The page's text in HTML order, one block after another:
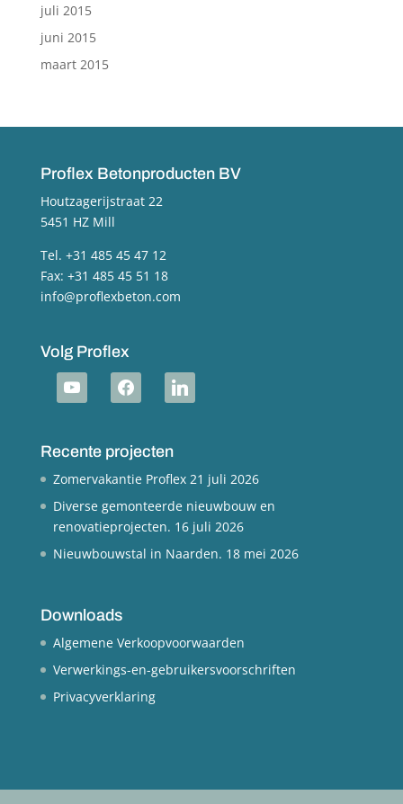
juli 2015
juni 2015
maart 2015
Proflex Betonproducten BV
Houtzagerijstraat 22
5451 HZ Mill
Tel. +31 485 45 47 12
Fax: +31 485 45 51 18
info@proflexbeton.com
Volg Proflex
youtube facebook linkedin
Recente projecten
Zomervakantie Proflex 21 juli 2026
Diverse gemonteerde nieuwbouw en
renovatieprojecten. 16 juli 2026
Nieuwbouwstal in Naarden. 18 mei 2026
Downloads
Algemene Verkoopvoorwaarden
Verwerkings-en-gebruikersvoorschriften
Privacyverklaring